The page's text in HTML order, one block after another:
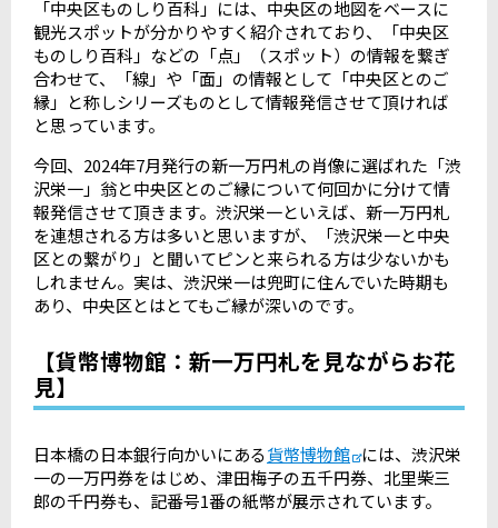
「中央区ものしり百科」には、中央区の地図をベースに
観光スポットが分かりやすく紹介されており、「中央区
ものしり百科」などの「点」（スポット）の情報を繋ぎ
合わせて、「線」や「面」の情報として「中央区とのご
縁」と称しシリーズものとして情報発信させて頂ければ
と思っています。
今回、 2024年7月発行の新一万円札の肖像に選ばれた「渋
沢栄一」翁と中央区とのご縁について何回かに分けて情
報発信させて頂きます。渋沢栄一といえば、新一万円札
を連想される方は多いと思いますが、「渋沢栄一と中央
区との繋がり」と聞いてピンと来られる方は少ないかも
しれません。実は、渋沢栄一は兜町に住んでいた時期も
あり、中央区とはとてもご縁が深いのです。
【貨幣博物館：新一万円札を見ながらお花
見】
日本橋の日本銀行向かいにある貨幣博物館 には、渋沢栄
一の一万円券をはじめ、津田梅子の五千円券、北里柴三
郎の千円券も、記番号1番の紙幣が展示されています。